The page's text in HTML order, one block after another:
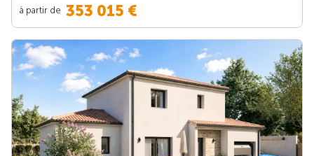
à partir de 353 015 €